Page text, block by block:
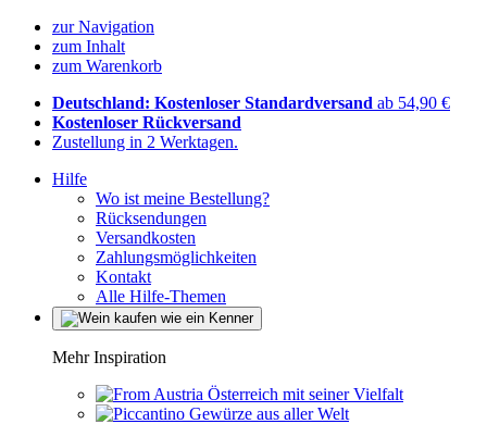
zur Navigation
zum Inhalt
zum Warenkorb
Deutschland: Kostenloser Standardversand ab 54,90 €
Kostenloser Rückversand
Zustellung in 2 Werktagen.
Hilfe
Wo ist meine Bestellung?
Rücksendungen
Versandkosten
Zahlungsmöglichkeiten
Kontakt
Alle Hilfe-Themen
Mehr Inspiration
Österreich mit seiner Vielfalt
Gewürze aus aller Welt